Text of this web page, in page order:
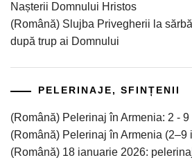
Nașterii Domnului Hristos
(Română) Slujba Privegherii la
după trup ai Domnului
PELERINAJE, SFINȚENII
(Română) Pelerinaj în Armenia: 2 -
(Română) Pelerinaj în Armenia (2–9
(Română) 18 ianuarie 2026: